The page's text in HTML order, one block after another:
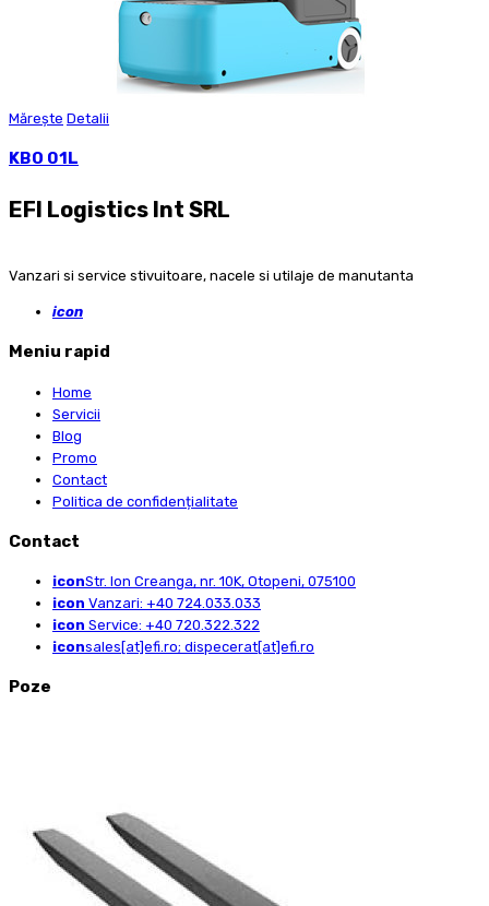
Mărește Detalii
KBO 01L
EFI Logistics Int SRL
Vanzari si service stivuitoare, nacele si utilaje de manutanta
icon
Meniu rapid
Home
Servicii
Blog
Promo
Contact
Politica de confidențialitate
Contact
iconStr. Ion Creanga, nr. 10K, Otopeni, 075100
icon Vanzari: +40 724.033.033
icon Service: +40 720.322.322
iconsales[at]efi.ro; dispecerat[at]efi.ro
Poze